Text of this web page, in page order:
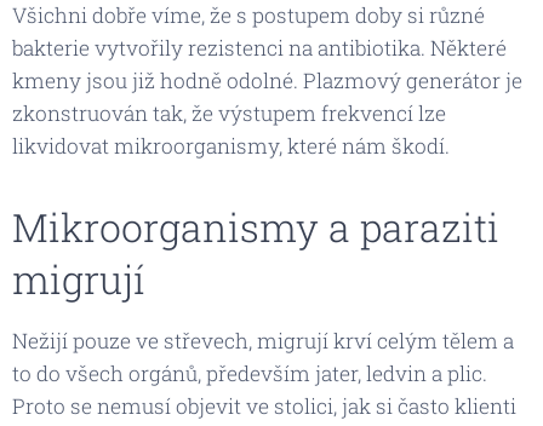
​Všichni dobře víme, že s postupem doby si různé
bakterie vytvořily rezistenci na antibiotika. Některé
kmeny jsou již hodně odolné. Plazmový generátor je
zkonstruován tak, že výstupem frekvencí lze
likvidovat mikroorganismy, které nám škodí.​
Mikroorganismy a paraziti
migrují
Nežijí pouze ve střevech, migrují krví celým tělem a
to do všech orgánů, především jater, ledvin a plic.
Proto se nemusí objevit ve stolici, jak si často klienti